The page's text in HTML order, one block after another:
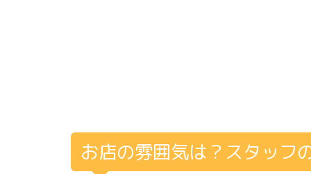
お店の雰囲気は？スタッフ